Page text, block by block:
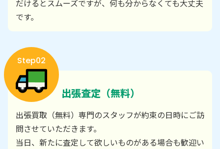
だけるとスムーズですが、何も分からなくても大丈夫
です。
Step02
出張査定（無料）
出張買取（無料）専門のスタッフが約束の日時にご訪
問させていただきます。
当日、新たに査定して欲しいものがある場合も歓迎い